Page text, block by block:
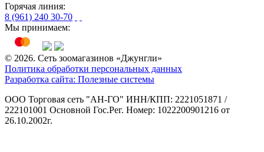
Горячая линия:
8 (961) 240 30-70
Мы принимаем:
© 2026. Сеть зоомагазинов «Джунгли»
Политика обработки персональных данных
Разработка сайта: Полезные системы
ООО Торговая сеть "АН-ГО" ИНН/КПП: 2221051871 /
222101001 Основной Гос.Рег. Номер: 1022200901216 от
26.10.2002г.